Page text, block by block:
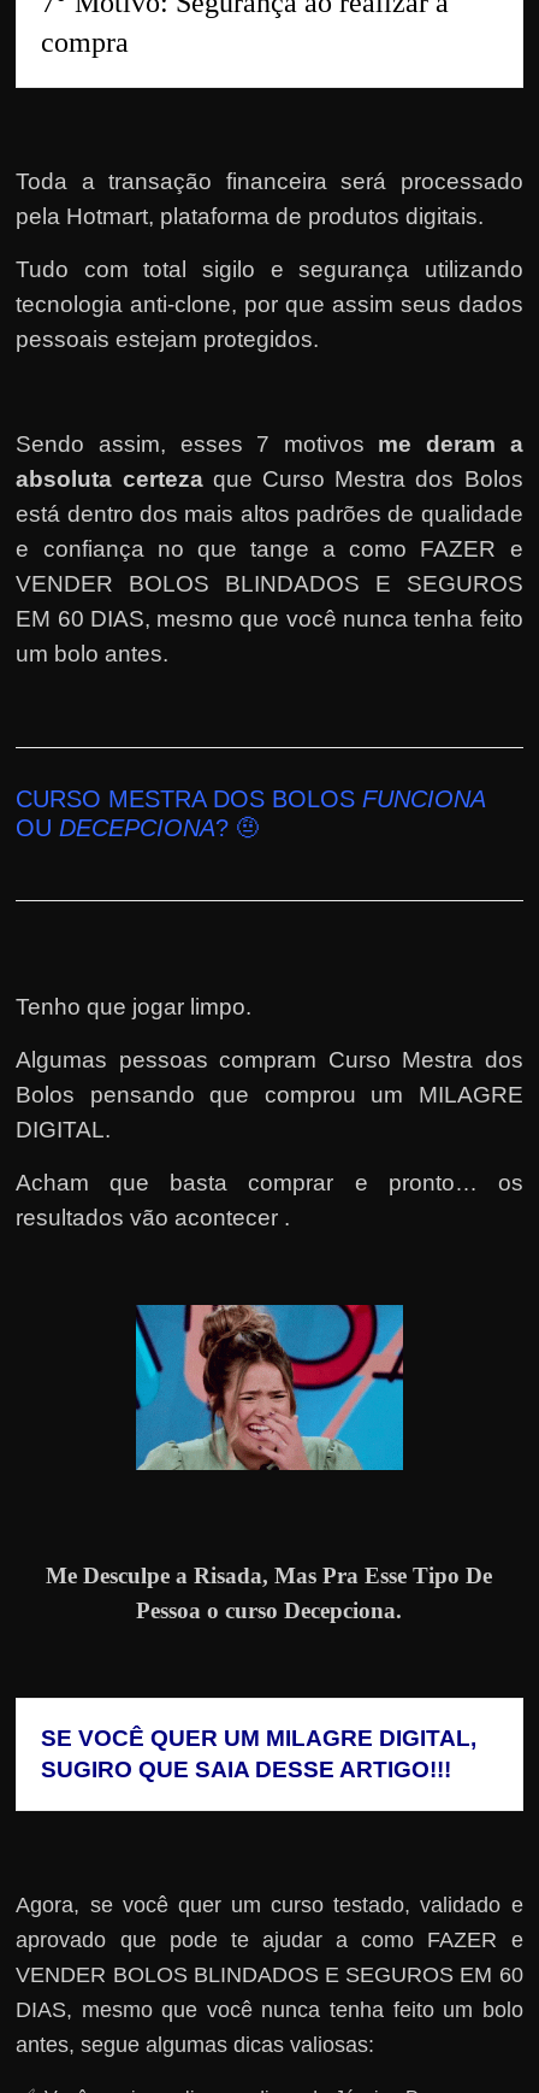
compra
Toda a transação financeira será processado
pela Hotmart, plataforma de produtos digitais.
Tudo com total sigilo e segurança utilizando
tecnologia anti-clone, por que assim seus dados
pessoais estejam protegidos.
Sendo assim, esses 7 motivos me deram a
absoluta certezaque Curso Mestra dos Bolos
está dentro dos mais altos padrões de qualidade
e confiança no que tange a como FAZER e
VENDER BOLOS BLINDADOS E SEGUROS
EM 60 DIAS, mesmo que você nunca tenha feito
um bolo antes.
CURSO MESTRA DOS BOLOSFUNCIONA
OUDECEPCIONA? 🤨
Tenho que jogar limpo.
Algumas pessoas compram Curso Mestra dos
Bolos pensando que comprou um MILAGRE
DIGITAL.
Acham que basta comprar e pronto… os
resultados vão acontecer .
Me Desculpe a Risada, Mas Pra Esse Tipo De
Pessoa o curso Decepciona.
SE VOCÊ QUER UM MILAGRE DIGITAL,
SUGIRO QUE SAIA DESSE ARTIGO!!!
Agora, se você quer um curso testado, validado e
aprovado que pode te ajudar a como FAZER e
VENDER BOLOS BLINDADOS E SEGUROS EM 60
DIAS, mesmo que você nunca tenha feito um bolo
antes, segue algumas dicas valiosas: